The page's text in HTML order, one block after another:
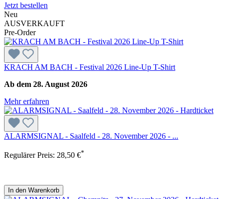
Jetzt bestellen
Neu
AUSVERKAUFT
Pre-Order
KRACH AM BACH - Festival 2026 Line-Up T-Shirt
Ab dem 28. August 2026
Mehr erfahren
ALARMSIGNAL - Saalfeld - 28. November 2026 - ...
Regulärer Preis: 28,50 €*
In den Warenkorb